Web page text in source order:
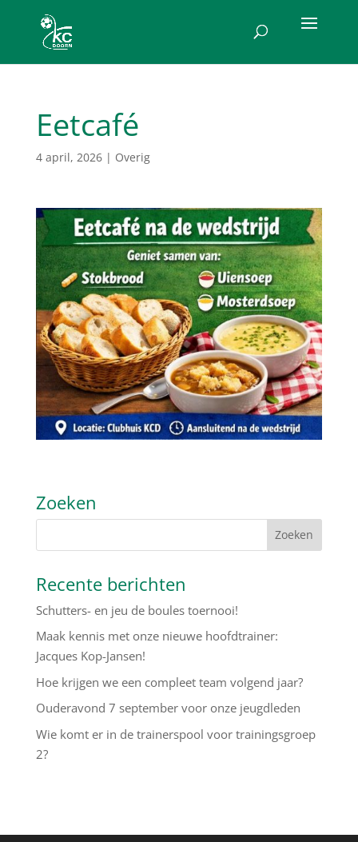
Eetcafé
4 april, 2026| Overig
Zoeken
Recente berichten
Schutters- en jeu de boules toernooi!
Maak kennis met onze nieuwe hoofdtrainer:
Jacques Kop-Jansen!
Hoe krijgen we een compleet team volgend jaar?
Ouderavond 7 september voor onze jeugdleden
Wie komt er in de trainerspool voor trainingsgroep
2?